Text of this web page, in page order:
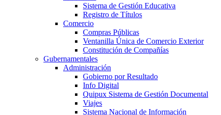
Sistema de Gestión Educativa
Registro de Títulos
Comercio
Compras Públicas
Ventanilla Única de Comercio Exterior
Constitución de Compañías
Gubernamentales
Administración
Gobierno por Resultado
Info Digital
Quipux Sistema de Gestión Documental
Viajes
Sistema Nacional de Información